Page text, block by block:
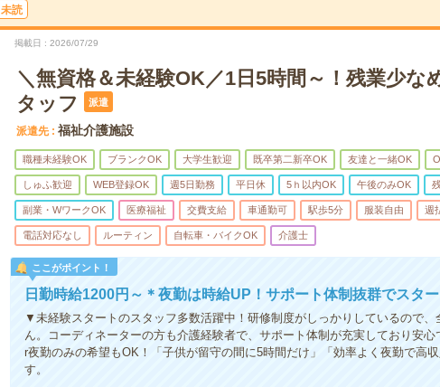
未読
掲載日 2026/07/29
＼無資格＆未経験OK／1日5時間～！残業少な
タッフ
派遣
派遣先 福祉介護施設
職種未経験OK ブランクOK 大学生歓迎 既卒第二新卒OK 友達と一緒OK
しゅふ歓迎 WEB登録OK 週5日勤務 平日休 5ｈ以内OK 午後のみOK
副業・WワークOK 医療福祉 交費支給 車通勤可 駅歩5分 服装自由 週
電話対応なし ルーティン 自転車・バイクOK 介護士
ここがポイント！
日勤時給1200円～＊夜勤は時給UP！サポート体制抜群でスター
▼未経験スタートのスタッフ多数活躍中！研修制度がしっかりしているので
ん。コーディネーターの方も介護経験者で、サポート体制が充実しており安
r夜勤のみの希望もOK！「子供が留守の間に5時間だけ」「効率よく夜勤で高
す。